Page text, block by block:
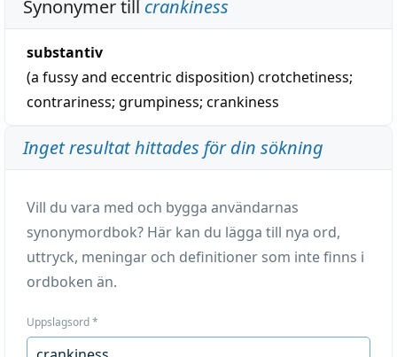
Synonymer till crankiness
substantiv
(a fussy and eccentric disposition)crotchetiness;
contrariness; grumpiness; crankiness
Inget resultat hittades för din sökning
Vill du vara med och bygga användarnas
synonymordbok? Här kan du lägga till nya ord,
uttryck, meningar och definitioner som inte finns i
ordboken än.
Uppslagsord*